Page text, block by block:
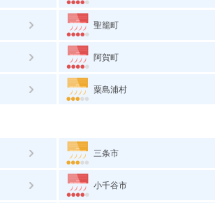
聖籠町
阿賀町
粟島浦村
三条市
小千谷市